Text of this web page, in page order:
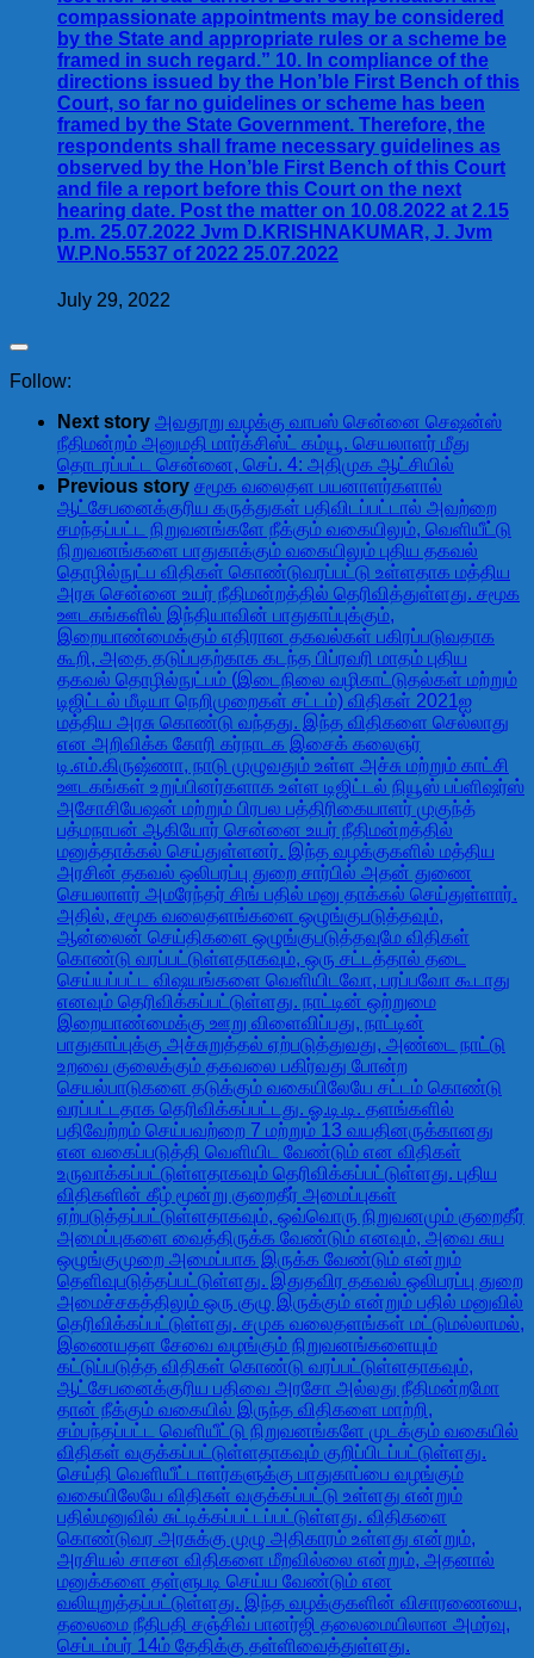
compassionate appointments may be considered
by the State and appropriate rules or a scheme be
framed in such regard.” 10. In compliance of the
directions issued by the Hon’ble First Bench of this
Court, so far no guidelines or scheme has been
framed by the State Government. Therefore, the
respondents shall frame necessary guidelines as
observed by the Hon’ble First Bench of this Court
and file a report before this Court on the next
hearing date. Post the matter on 10.08.2022 at 2.15
p.m. 25.07.2022 Jvm D.KRISHNAKUMAR, J. Jvm
W.P.No.5537 of 2022 25.07.2022
July 29, 2022
Follow:
Next story அவதூறு வழக்கு வாபஸ் சென்னை செஷன்ஸ்
நீதிமன்றம் அனுமதி மார்க்சிஸ்ட் கம்யூ. செயலாளர் மீது
தொடரப்பட்ட சென்னை, செப். 4: அதிமுக ஆட்சியில்
Previous story சமூக வலைதள பயனாளர்களால்
ஆட்சேபனைக்குரிய கருத்துகள் பதிவிடப்பட்டால் அவற்றை
சமந்தப்பட்ட நிறுவனங்களே நீக்கும் வகையிலும், வெளியீட்டு
நிறுவனங்களை பாதுகாக்கும் வகையிலும் புதிய தகவல்
தொழில்நுட்ப விதிகள் கொண்டுவரப்பட்டு உள்ளதாக மத்திய
அரசு சென்னை உயர் நீதிமன்றத்தில் தெரிவித்துள்ளது. சமூக
ஊடகங்களில் இந்தியாவின் பாதுகாப்புக்கும்,
இறையாண்மைக்கும் எதிரான தகவல்கள் பகிரப்படுவதாக
கூறி, அதை தடுப்பதற்காக கடந்த பிப்ரவரி மாதம் புதிய
தகவல் தொழில்நுட்பம் (இடைநிலை வழிகாட்டுதல்கள் மற்றும்
டிஜிட்டல் மீடியா நெறிமுறைகள் சட்டம்) விதிகள் 2021ஐ
மத்திய அரசு கொண்டு வந்தது. இந்த விதிகளை செல்லாது
என அறிவிக்க கோரி கர்நாடக இசைக் கலைஞர்
டி.எம்.கிருஷ்ணா, நாடு முழுவதும் உள்ள அச்சு மற்றும் காட்சி
ஊடகங்கள் உறுப்பினர்களாக உள்ள டிஜிட்டல் நியூஸ் பப்ளிஷர்ஸ்
அசோசியேஷன் மற்றும் பிரபல பத்திரிகையாளர் முகுந்த்
பத்மநாபன் ஆகியோர் சென்னை உயர் நீதிமன்றத்தில்
மனுத்தாக்கல் செய்துள்ளனர். இந்த வழக்குகளில் மத்திய
அரசின் தகவல் ஒலிபரப்பு துறை சார்பில் அதன் துணை
செயலாளர் அமரேந்தர் சிங் பதில் மனு தாக்கல் செய்துள்ளார்.
அதில், சமூக வலைதளங்களை ஒழுங்குபடுத்தவும்,
ஆன்லைன் செய்திகளை ஒழுங்குபடுத்தவுமே விதிகள்
கொண்டு வரப்பட்டுள்ளதாகவும், ஒரு சட்டத்தால் தடை
செய்யப்பட்ட விஷயங்களை வெளியிடவோ, பரப்பவோ கூடாது
எனவும் தெரிவிக்கப்பட்டுள்ளது. நாட்டின் ஒற்றுமை
இறையாண்மைக்கு ஊறு விளைவிப்பது, நாட்டின்
பாதுகாப்புக்கு அச்சுறுத்தல் ஏற்படுத்துவது, அண்டை நாட்டு
உறவை குலைக்கும் தகவலை பகிர்வது போன்ற
செயல்பாடுகளை தடுக்கும் வகையிலேயே சட்டம் கொண்டு
வரப்பட்டதாக தெரிவிக்கப்பட்டது. ஓ.டி.டி. தளங்களில்
பதிவேற்றம் செய்பவற்றை 7 மற்றும் 13 வயதினருக்கானது
என வகைப்படுத்தி வெளியிட வேண்டும் என விதிகள்
உருவாக்கப்பட்டுள்ளதாகவும் தெரிவிக்கப்பட்டுள்ளது. புதிய
விதிகளின் கீழ் மூன்று குறைதீர் அமைப்புகள்
ஏற்படுத்தப்பட்டுள்ளதாகவும், ஒவ்வொரு நிறுவனமும் குறைதீர்
அமைப்புகளை வைத்திருக்க வேண்டும் எனவும், அவை சுய
ஒழுங்குமுறை அமைப்பாக இருக்க வேண்டும் என்றும்
தெளிவுபடுத்தப்பட்டுள்ளது. இதுதவிர தகவல் ஒலிபரப்பு துறை
அமைச்சகத்திலும் ஒரு குழு இருக்கும் என்றும் பதில் மனுவில்
தெரிவிக்கப்பட்டுள்ளது. சமுக வலைதளங்கள் மட்டுமல்லாமல்,
இணையதள சேவை வழங்கும் நிறுவனங்களையும்
கட்டுப்படுத்த விதிகள் கொண்டு வரப்பட்டுள்ளதாகவும்,
ஆட்சேபனைக்குரிய பதிவை அரசோ அல்லது நீதிமன்றமோ
தான் நீக்கும் வகையில் இருந்த விதிகளை மாற்றி,
சம்பந்தப்பட்ட வெளியீட்டு நிறுவனங்களே முடக்கும் வகையில்
விதிகள் வகுக்கப்பட்டுள்ளதாகவும் குறிப்பிடப்பட்டுள்ளது.
செய்தி வெளியீட்டாளர்களுக்கு பாதுகாப்பை வழங்கும்
வகையிலேயே விதிகள் வகுக்கப்பட்டு உள்ளது என்றும்
பதில்மனுவில் சுட்டிக்கப்பட்டப்பட்டுள்ளது. விதிகளை
கொண்டுவர அரசுக்கு முழு அதிகாரம் உள்ளது என்றும்,
அரசியல் சாசன விதிகளை மீறவில்லை என்றும், அதனால்
மனுக்களை தள்ளுபடி செய்ய வேண்டும் என
வலியுறுத்தப்பட்டுள்ளது. இந்த வழக்குகளின் விசாரணையை,
தலைமை நீதிபதி சஞ்சிவ் பானர்ஜி தலைமையிலான அமர்வு,
செப்டம்பர் 14ம் தேதிக்கு தள்ளிவைத்துள்ளது.